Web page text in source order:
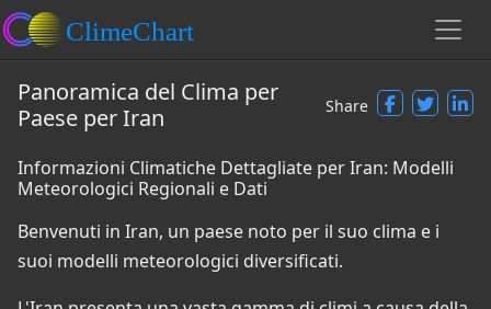
Panoramica del Clima per
Paese per Iran
Share
Informazioni Climatiche Dettagliate per Iran: Modelli
Meteorologici Regionali e Dati
Benvenuti in Iran, un paese noto per il suo clima e i
suoi modelli meteorologici diversificati.